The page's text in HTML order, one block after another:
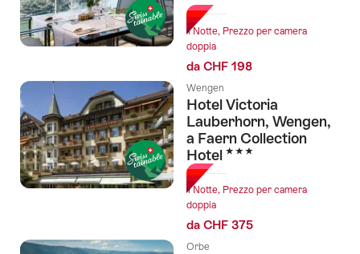
1 Notte, Prezzo per camera
doppia
da CHF 198
Wengen
Hotel Victoria
Lauberhorn, Wengen,
a Faern Collection
Hotel 3 Stelle
1 Notte, Prezzo per camera
doppia
da CHF 375
Orbe